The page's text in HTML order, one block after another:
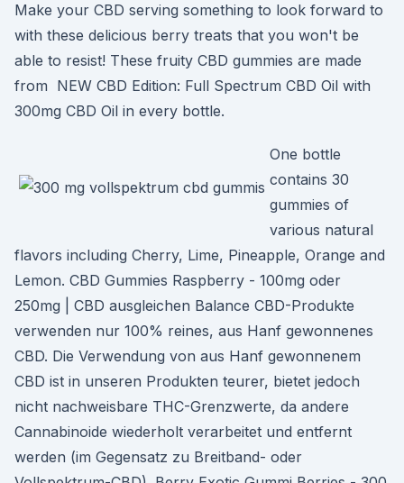
Make your CBD serving something to look forward to
with these delicious berry treats that you won't be
able to resist! These fruity CBD gummies are made
from NEW CBD Edition: Full Spectrum CBD Oil with
300mg CBD Oil in every bottle.
One bottle
contains 30
gummies of
various natural
flavors including Cherry, Lime, Pineapple, Orange and
Lemon. CBD Gummies Raspberry - 100mg oder
250mg | CBD ausgleichen Balance CBD-Produkte
verwenden nur 100% reines, aus Hanf gewonnenes
CBD. Die Verwendung von aus Hanf gewonnenem
CBD ist in unseren Produkten teurer, bietet jedoch
nicht nachweisbare THC-Grenzwerte, da andere
Cannabinoide wiederholt verarbeitet und entfernt
werden (im Gegensatz zu Breitband- oder